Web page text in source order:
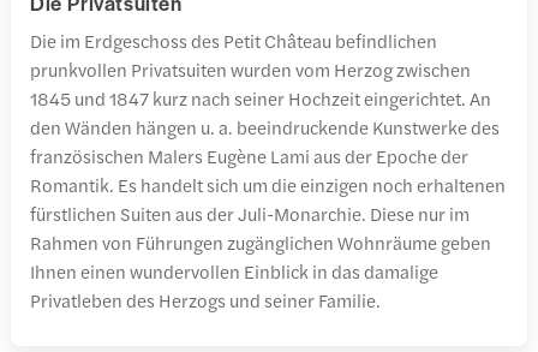
Die im Erdgeschoss des Petit Château befindlichen
prunkvollen Privatsuiten wurden vom Herzog zwischen
1845 und 1847 kurz nach seiner Hochzeit eingerichtet. An
den Wänden hängen u. a. beeindruckende Kunstwerke des
französischen Malers Eugène Lami aus der Epoche der
Romantik. Es handelt sich um die einzigen noch erhaltenen
fürstlichen Suiten aus der Juli-Monarchie. Diese nur im
Rahmen von Führungen zugänglichen Wohnräume geben
Ihnen einen wundervollen Einblick in das damalige
Privatleben des Herzogs und seiner Familie.